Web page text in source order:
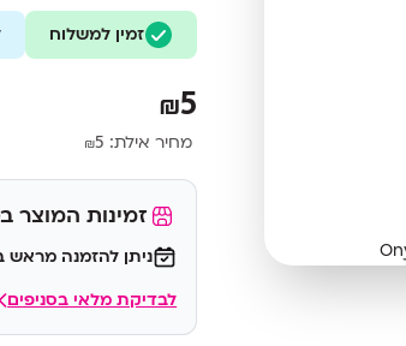
זמין למשלוח
₪5
מחיר אילת: ₪5
זמינות המוצר
ניתן להזמנה מראש
לבדיקת מלאי בסניפים